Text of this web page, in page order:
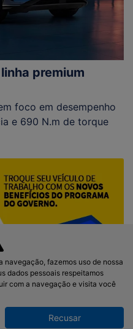
premium
foco em desempenho
e 690 N.m de torque
navegação, fazemos uso de nossa
dados pessoais respeitamos
com a navegação e visita você
Recusar